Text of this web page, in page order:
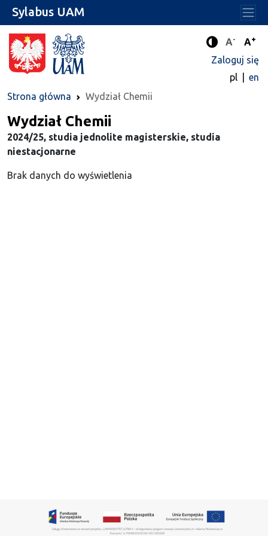
Tryb
A- A+
Zaloguj się
pl
en
Strona główna
Wydział Chemii
Sylabus UAM
Wydział Chemii
2024/25, studia jednolite magisterskie, studia
niestacjonarne
Brak danych do wyświetlenia